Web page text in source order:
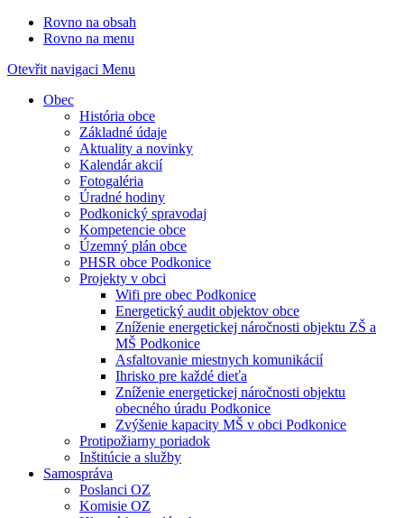
Rovno na obsah
Rovno na menu
Otevřit navigaci Menu
Obec
História obce
Základné údaje
Aktuality a novinky
Kalendár akcií
Fotogaléria
Úradné hodiny
Podkonický spravodaj
Kompetencie obce
Územný plán obce
PHSR obce Podkonice
Projekty v obci
Wifi pre obec Podkonice
Energetický audit objektov obce
Zníženie energetickej náročnosti objektu ZŠ a
MŠ Podkonice
Asfaltovanie miestnych komunikácií
Ihrisko pre každé dieťa
Zníženie energetickej náročnosti objektu
obecného úradu Podkonice
Zvýšenie kapacity MŠ v obci Podkonice
Protipožiarny poriadok
Inštitúcie a služby
Samospráva
Poslanci OZ
Komisie OZ